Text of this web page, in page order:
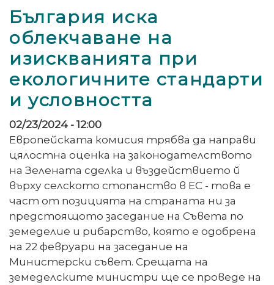
България иска
облекчаване на
изискванията при
екологичните стандарти
и условността
02/23/2024 - 12:00
Европейската комисия трябва да направи
цялостна оценка на законодателството
на Зелената сделка и въздействието й
върху селското стопанство в ЕС - това е
част от позицията на страната ни за
предстоящото заседание на Съвета по
земеделие и рибарство, която е одобрена
на 22 февруари на заседание на
Министерски съвет. Срещата на
земеделските министри ще се проведе на